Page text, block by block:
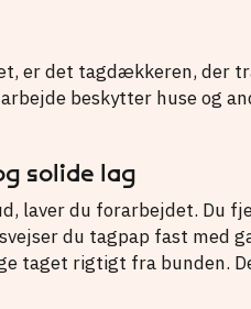
er det tagdækkeren, der
beskytter huse og
solide lag
laver du forarbejdet. Du
du tagpap fast med
taget rigtigt fra bunden.